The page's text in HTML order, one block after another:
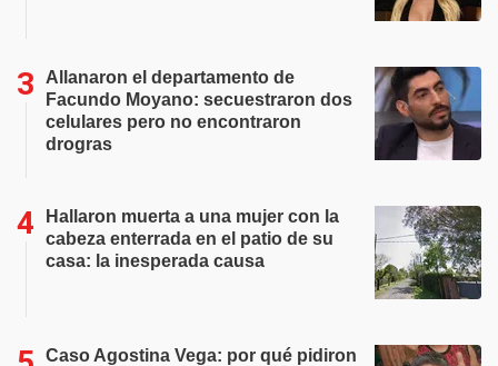
Allanaron el departamento de
Facundo Moyano: secuestraron dos
celulares pero no encontraron
drogras
Hallaron muerta a una mujer con la
cabeza enterrada en el patio de su
casa: la inesperada causa
Caso Agostina Vega: por qué pidiron